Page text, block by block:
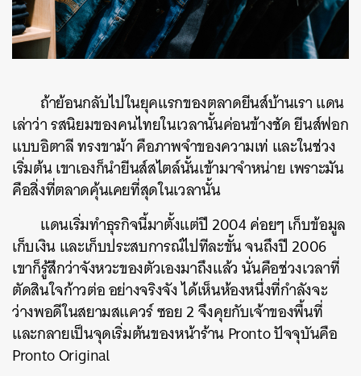
ถ้าย้อนกลับไปในยุคแรกของตลาดยีนส์บ้านเรา แดน
เล่าว่า รสนิยมของคนไทยในเวลานั้นค่อนข้างชัด ยีนส์ฟอก
แบบอิตาลี ทรงขาม้า คือภาพจำของความเท่ และในช่วง
เริ่มต้น เขาเองก็นำยีนส์สไตล์นั้นเข้ามาจำหน่าย เพราะมัน
คือสิ่งที่ตลาดคุ้นเคยที่สุดในเวลานั้น
แดนเริ่มทำธุรกิจนี้มาตั้งแต่ปี 2004 ค่อยๆ เก็บข้อมูล
เก็บเงิน และเก็บประสบการณ์ไปทีละขั้น จนถึงปี 2006
เขาก็รู้สึกว่าจังหวะของตัวเองมาถึงแล้ว นั่นคือช่วงเวลาที่
ตัดสินใจก้าวต่อ อย่างจริงจัง ได้เห็นห้องหนึ่งที่กำลังจะ
ว่างพอดีในสยามสแควร์ ซอย 2 จึงคุยกับเจ้าของพื้นที่
และกลายเป็นจุดเริ่มต้นของหน้าร้าน Pronto ปัจจุบันคือ
Pronto Original